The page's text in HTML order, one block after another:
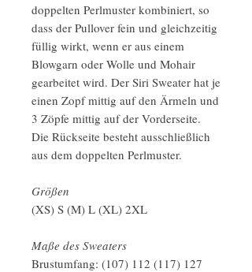
doppelten Perlmuster kombiniert, so
dass der Pullover fein und gleichzeitig
füllig wirkt, wenn er aus einem
Blowgarn oder Wolle und Mohair
gearbeitet wird. Der Siri Sweater hat je
einen Zopf mittig auf den Ärmeln und
3 Zöpfe mittig auf der Vorderseite.
Die Rückseite besteht ausschließlich
aus dem doppelten Perlmuster.
Größen
(XS) S (M) L (XL) 2XL
Maße des Sweaters
Brustumfang: (107) 112 (117) 127